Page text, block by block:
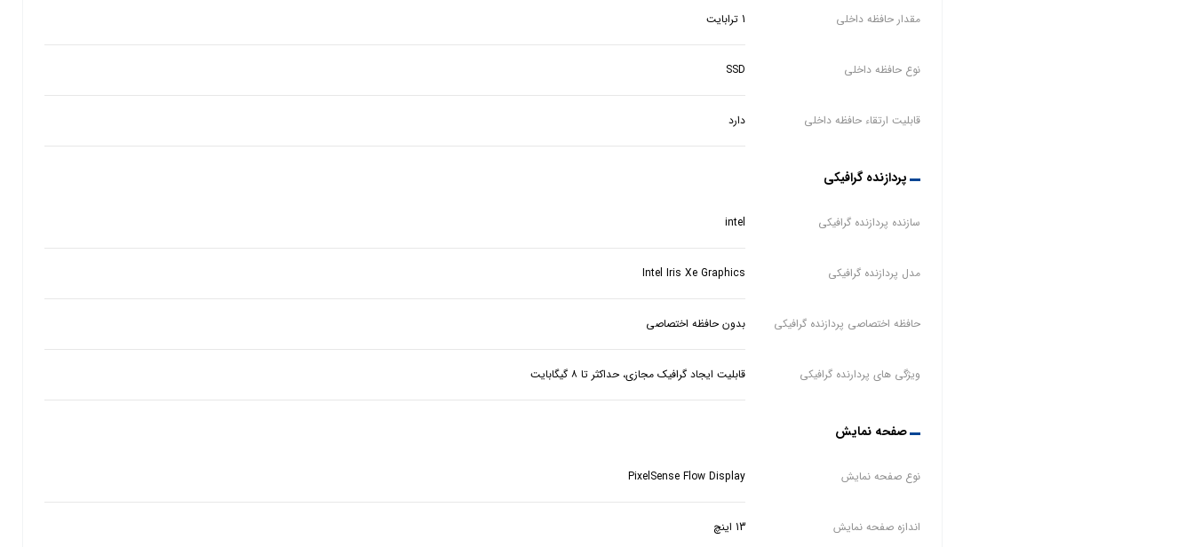
مقدار حافظه داخلی 1 ترابایت
نوع حافظه داخلی SSD
قابلیت ارتقاء حافظه داخلی دارد
پردازنده گرافیکی
سازنده پردازنده گرافیکی intel
مدل پردازنده گرافیکی Intel Iris Xe Graphics
حافظه اختصاصی پردازنده گرافیکی بدون حافظه اختصاصی
ویژگی های پردارنده گرافیکی قابلیت ایجاد گرافیک مجازی، حداکثر تا ۸ گیگابایت
صفحه نمایش
نوع صفحه نمایش PixelSense Flow Display
اندازه صفحه نمایش 13 اینچ